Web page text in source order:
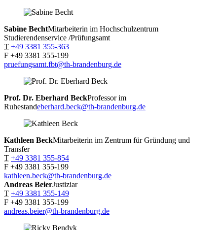
Sabine BechtMitarbeiterin im Hochschulzentrum
Studierendenservice /Prüfungsamt
T +49 3381 355-363
F +49 3381 355-199
pruefungsamt.fbt@th-brandenburg.de
Prof. Dr. Eberhard BeckProfessor im
Ruhestandeberhard.beck@th-brandenburg.de
Kathleen BeckMitarbeiterin im Zentrum für Gründung und
Transfer
T +49 3381 355-854
F +49 3381 355-199
kathleen.beck@th-brandenburg.de
Andreas BeierJustiziar
T +49 3381 355-149
F +49 3381 355-199
andreas.beier@th-brandenburg.de